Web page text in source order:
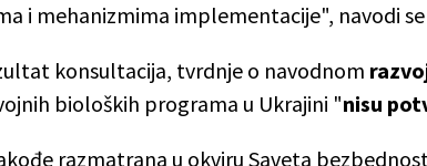
i mehanizmima implementacije", navodi
konsultacija, tvrdnje o navodnom
bioloških programa u Ukrajini "nisu
razmatrana u okviru Saveta